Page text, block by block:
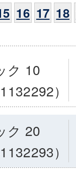
16 17 18
ク 10
）
ク 20
）